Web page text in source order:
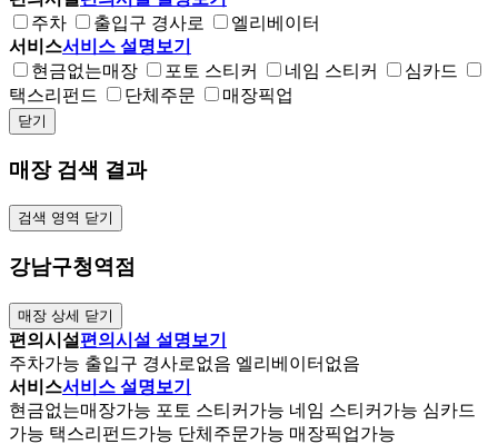
주차
출입구 경사로
엘리베이터
서비스서비스 설명보기
현금없는매장
포토 스티커 네임 스티커
심카드
택스리펀드
단체주문 매장픽업
닫기
매장 검색 결과
검색 영역 닫기
강남구청역점
매장 상세 닫기
편의시설편의시설 설명보기
주차가능 출입구 경사로없음 엘리베이터 없음
서비스서비스 설명보기
현금없는매장가능 포토 스티커 가능 네임 스티커 가능 심카드
가능 택스리펀드가능 단체주문가능 매장픽업가능